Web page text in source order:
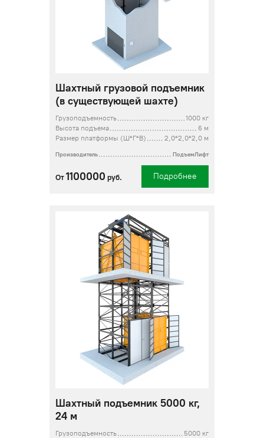
Шахтный грузовой подъемник
(в существующей шахте)
Грузоподъемность
1000 кг
Высота подъема
6 м
Размер платформы (Ш*Г*В)
2,0*2,0*2,0 м
Производитель ПодъемЛифт
От 1100000 руб. Подробнее
Шахтный подъемник 5000 кг,
24 м
Грузоподъемность
5000 кг